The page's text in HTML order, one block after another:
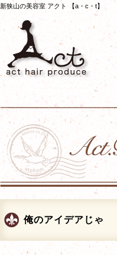
新狭山の美容室 アクト 【a・c・t】
俺のアイデアじゃ